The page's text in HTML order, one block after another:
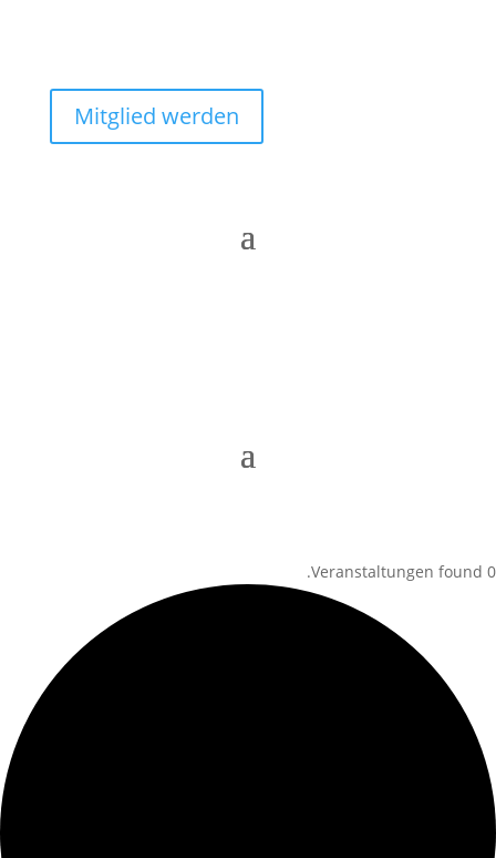
Mitglied werden
0 Veranstaltungen found.